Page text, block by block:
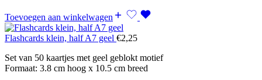
Toevoegen aan winkelwagen
Flashcards klein, half A7 geel €2,25
Set van 50 kaartjes met geel geblokt motief
Formaat: 3.8 cm hoog x 10.5 cm breed